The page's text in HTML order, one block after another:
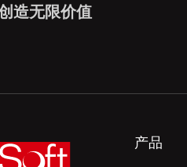
造无限价值
产品